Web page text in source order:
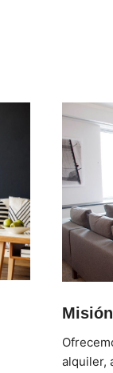
Misión
alquiler,